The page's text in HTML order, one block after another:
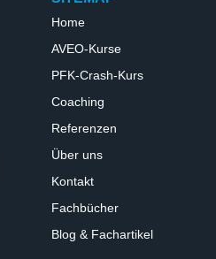
Home
AVEO-Kurse
PFK-Crash-Kurs
Coaching
Referenzen
Über uns
Kontakt
Fachbücher
Blog & Fachartikel